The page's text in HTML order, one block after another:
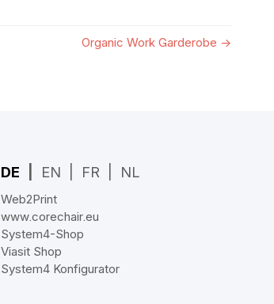
Organic Work Garderobe →
DE EN FR NL
Web2Print
www.corechair.eu
System4-Shop
Viasit Shop
System4 Konfigurator